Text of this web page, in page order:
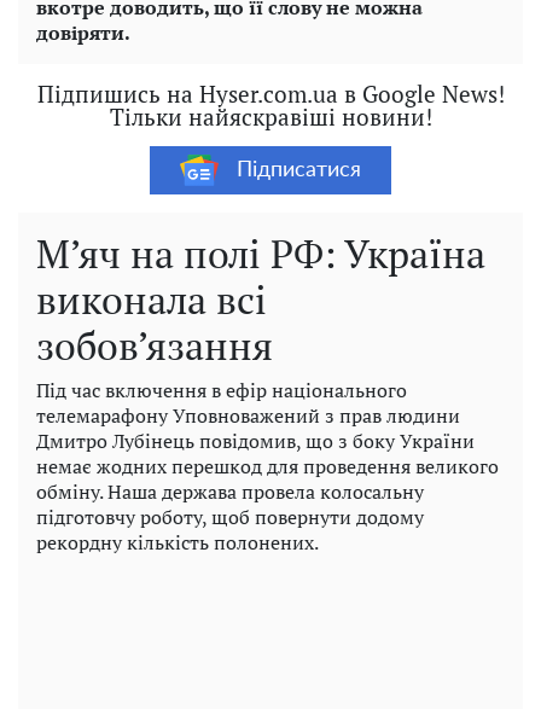
вкотре доводить, що її слову не можна
довіряти.
Підпишись на Hyser.com.ua в Google News!
Тільки найяскравіші новини!
Підписатися
М’яч на полі РФ: Україна
виконала всі
зобов’язання
Під час включення в ефір національного
телемарафону Уповноважений з прав людини
Дмитро Лубінець повідомив, що з боку України
немає жодних перешкод для проведення великого
обміну. Наша держава провела колосальну
підготовчу роботу, щоб повернути додому
рекордну кількість полонених.